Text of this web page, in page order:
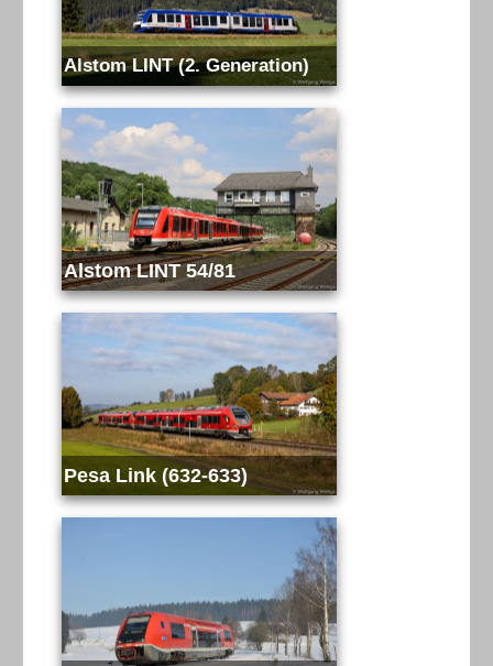
Alstom LINT (2. Generation)
Alstom LINT 54/81
Pesa Link (632-633)